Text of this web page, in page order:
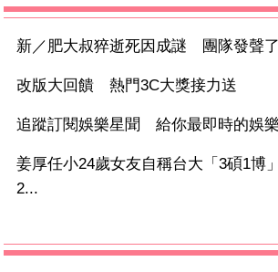
新／肥大叔猝逝死因成謎 團隊發聲了
改版大回饋 熱門3C大獎接力送
追蹤訂閱娛樂星聞 給你最即時的娛
姜厚任小24歲女友自稱台大「3碩1
2...